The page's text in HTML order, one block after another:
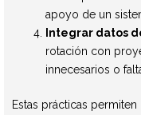
apoyo de un
Integrar datos
rotación con
innecesarios o
Estas prácticas